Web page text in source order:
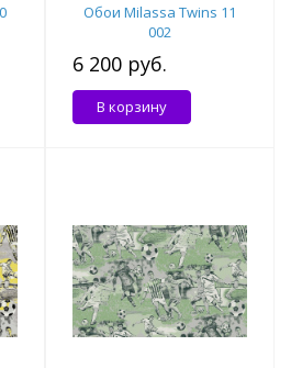
Обои Milassa Twins 11
002
6 200 руб.
В корзину